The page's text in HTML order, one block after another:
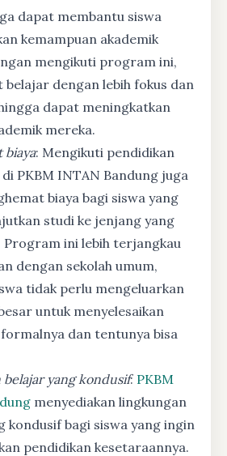
dapat membantu siswa
kemampuan akademik
mengikuti program ini,
belajar dengan lebih fokus dan
dapat meningkatkan
mereka.
biaya: Mengikuti pendidikan
PKBM INTAN Bandung juga
biaya bagi siswa yang
studi ke jenjang yang
Program ini lebih terjangkau
dengan sekolah umum,
tidak perlu mengeluarkan
untuk menyelesaikan
dan tentunya bisa
yang kondusif: PKBM
menyediakan lingkungan
kondusif bagi siswa yang ingin
pendidikan kesetaraannya.